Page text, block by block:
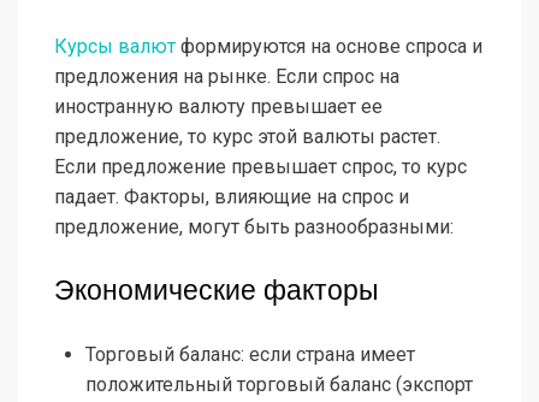
Курсы валют формируются на основе спроса и
предложения на рынке. Если спрос на
иностранную валюту превышает ее
предложение, то курс этой валюты растет.
Если предложение превышает спрос, то курс
падает. Факторы, влияющие на спрос и
предложение, могут быть разнообразными:
Экономические факторы
Торговый баланс: если страна имеет
положительный торговый баланс (экспорт